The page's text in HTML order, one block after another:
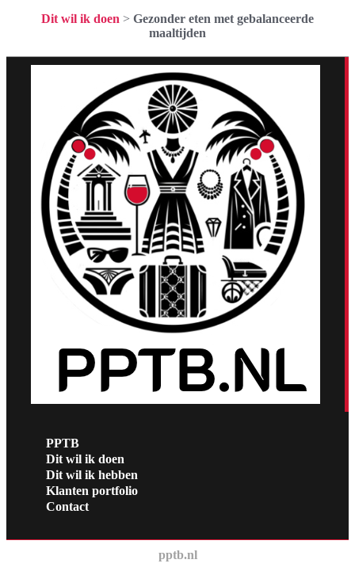
Dit wil ik doen > Gezonder eten met gebalanceerde
maaltijden
PPTB
Dit wil ik doen
Dit wil ik hebben
Klanten portfolio
Contact
pptb.nl